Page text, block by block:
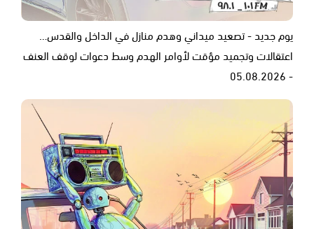
يوم جديد - تصعيد ميداني وهدم منازل في الداخل والقدس…
اعتقالات وتجميد مؤقت لأوامر الهدم وسط دعوات لوقف العنف
- 05.08.2026